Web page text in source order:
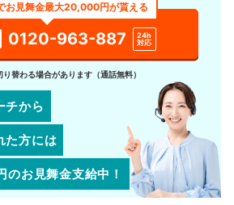
お見舞金最大20,000円が貰える
0120-963-887
24h
対応
替わる場合があります（通話無料）
チから
た方には
のお見舞金支給中！